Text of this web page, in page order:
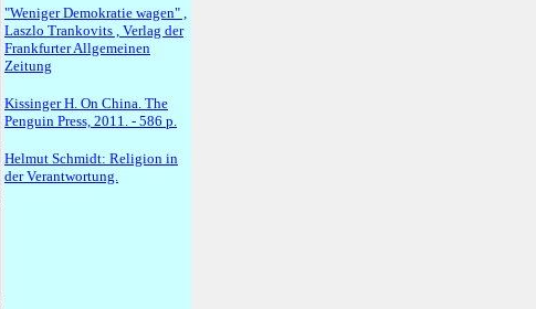
"Weniger Demokratie wagen" ,
Laszlo Trankovits , Verlag der
Frankfurter Allgemeinen
Zeitung
Kissinger H. On China. The
Penguin Press, 2011. - 586 p.
Helmut Schmidt: Religion in
der Verantwortung.